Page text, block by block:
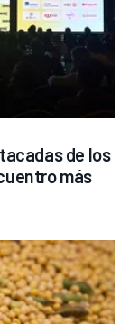
de los
más